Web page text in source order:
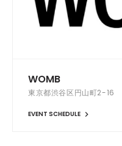
WOMB
東京都渋谷区円山町2-16
EVENT SCHEDULE